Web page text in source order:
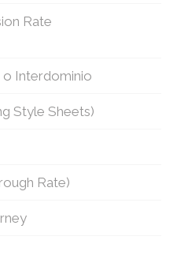
Rate
o Interdominio
Style Sheets)
Rate)